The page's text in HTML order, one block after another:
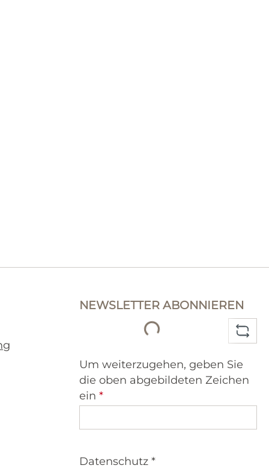
NEWSLETTER ABONNIEREN
Loading...
Um weiterzugehen, geben Sie
die oben abgebildeten Zeichen
ein *
Datenschutz *